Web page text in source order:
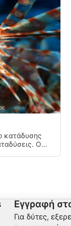
κατάδυσης
Ο
Εγγραφή
Για δύτες,